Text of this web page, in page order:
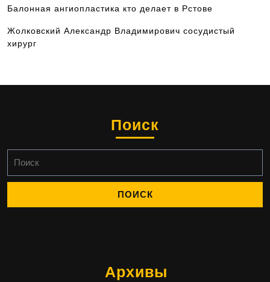
Балонная ангиопластика кто делает в Рстове
Жолковский Александр Владимирович сосудистый
хирург
Поиск
Архивы